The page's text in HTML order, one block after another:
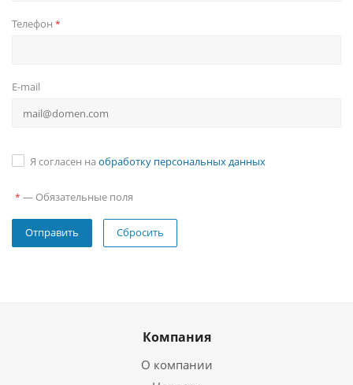
Телефон *
E-mail
Я согласен на обработку персональных данных
* — Обязательные поля
Сбросить
Компания
О компании